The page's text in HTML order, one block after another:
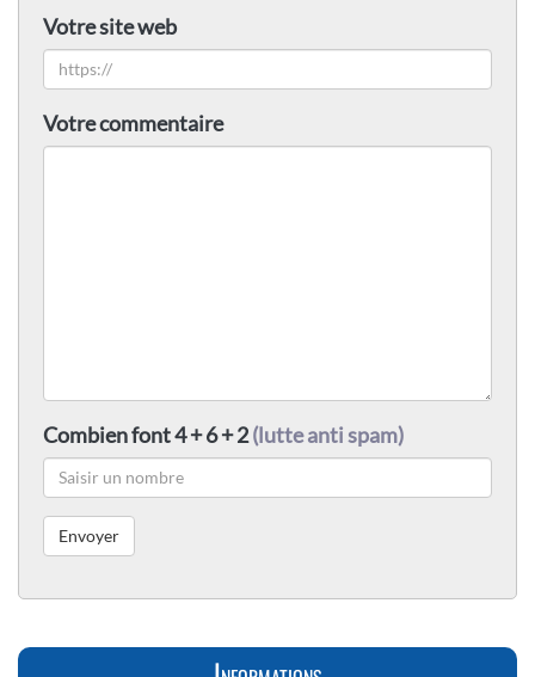
Votre site web
Votre commentaire
Combien font 4 + 6 + 2(lutte anti spam)